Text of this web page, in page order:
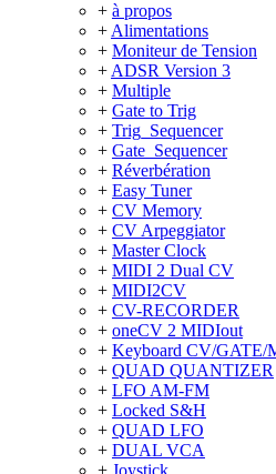
+ à propos
+ Alimentations
+ Moniteur de Tension
+ ADSR Version 3
+ Multiple
+ Gate to Trig
+ Trig_Sequencer
+ Gate_Sequencer
+ Réverbération
+ Easy Tuner
+ CV Memory
+ CV Arpeggiator
+ Master Clock
+ MIDI 2 Dual CV
+ MIDI2CV
+ CV-RECORDER
+ oneCV 2 MIDIout
+ Keyboard CV/GATE/
+ QUAD QUANTIZER
+ LFO AM-FM
+ Locked S&H
+ QUAD LFO
+ DUAL VCA
+ Joystick